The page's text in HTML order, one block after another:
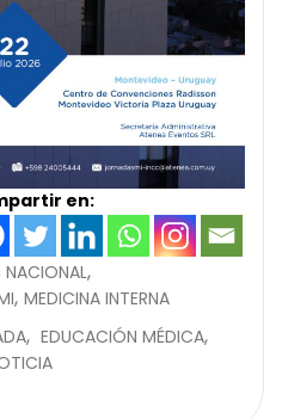
en:
MEDICINA INTERNA
EDUCACIÓN MÉDICA